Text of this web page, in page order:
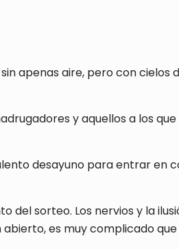
apenas aire, pero con cielos
y aquellos a los
desayuno para entrar
sorteo. Los nervios y la
es muy complicado